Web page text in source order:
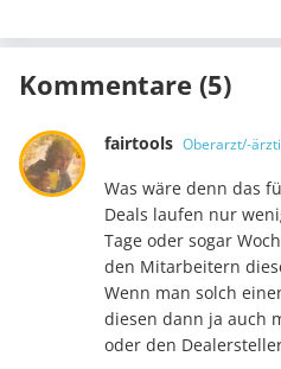
Kommentare (5)
fairtools Oberarzt/-
Was wäre denn das
Deals laufen nur
Tage oder sogar
den Mitarbeitern
Wenn man solch
diesen dann ja auch
oder den